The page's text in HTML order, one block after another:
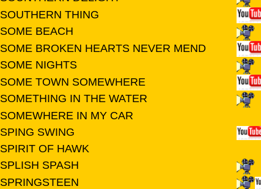
SOUTHERN THING
SOME BEACH
SOME BROKEN HEARTS NEVER MEND
SOME NIGHTS
SOME TOWN SOMEWHERE
SOMETHING IN THE WATER
SOMEWHERE IN MY CAR
SPING SWING
SPIRIT OF HAWK
SPLISH SPASH
SPRINGSTEEN